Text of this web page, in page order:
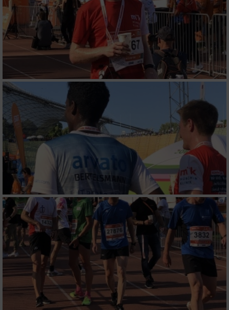
Verwendung reduzierter Daten zur Auswahl
von Werbeanzeigen
Erstellung von Profilen für personalisierte
Werbung
Verwendung von Profilen zur Auswahl
personalisierter Werbung
Erstellung von Profilen zur Personalisierung
von Inhalten
Verwendung von Profilen zur Auswahl
personalisierter Inhalte
Messung der Werbeleistung
Messung der Performance von Inhalten
Analyse von Zielgruppen durch Statistiken
oder Kombinationen von Daten aus
verschiedenen Quellen
Entwicklung und Verbesserung der Angebote
Verwendung reduzierter Daten zur Auswahl
von Inhalten